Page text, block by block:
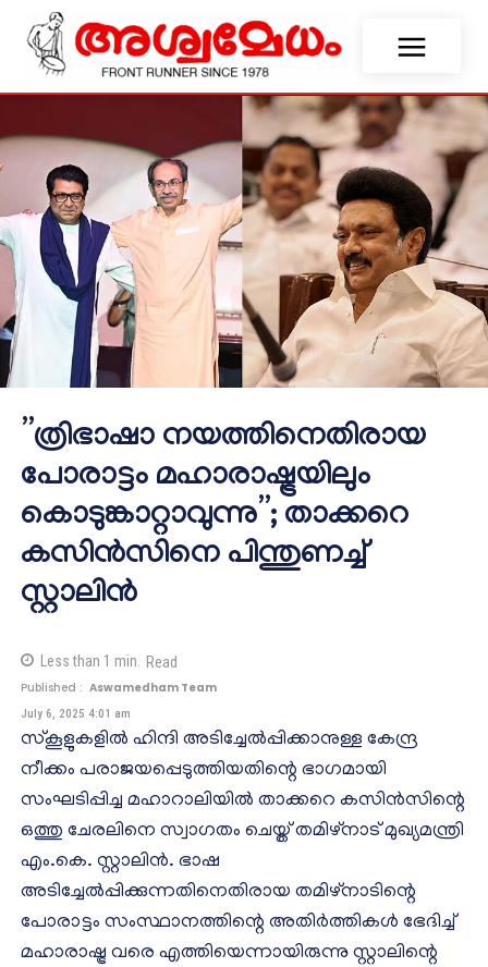
”ത്രിഭാഷാ നയത്തിനെതിരായ
പോരാട്ടം മഹാരാഷ്ട്രയിലും
കൊടുങ്കാറ്റാവുന്നു”; താക്കറെ
കസിന്‍സിനെ പിന്തുണച്ച്
സ്റ്റാലിന്‍
Less than 1 min. Read
Published : Aswamedham Team
July 6, 2025 4:01 am
സ്‌കൂളുകളില്‍ ഹിന്ദി അടിച്ചേല്‍പ്പിക്കാനുള്ള കേന്ദ്ര
നീക്കം പരാജയപ്പെടുത്തിയതിന്റെ ഭാഗമായി
സംഘടിപ്പിച്ച മഹാറാലിയില്‍ താക്കറെ കസിന്‍സിന്റെ
ഒത്തു ചേരലിനെ സ്വാഗതം ചെയ്ത് തമിഴ്‌നാട് മുഖ്യമന്ത്രി
എം.കെ. സ്റ്റാലിന്‍. ഭാഷ
അടിച്ചേല്‍പ്പിക്കുന്നതിനെതിരായ തമിഴ്‌നാടിന്റെ
പോരാട്ടം സംസ്ഥാനത്തിന്റെ അതിര്‍ത്തികള്‍ ഭേദിച്ച്
മഹാരാഷ്ട്ര വരെ എത്തിയെന്നായിരുന്നു സ്റ്റാലിന്റെ